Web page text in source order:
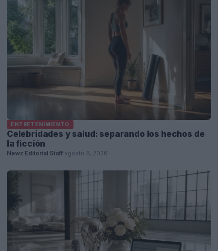
ENTRETENIMIENTO
Celebridades y salud: separando los hechos de
la ficción
Newz Editorial Staff agosto 6, 2026